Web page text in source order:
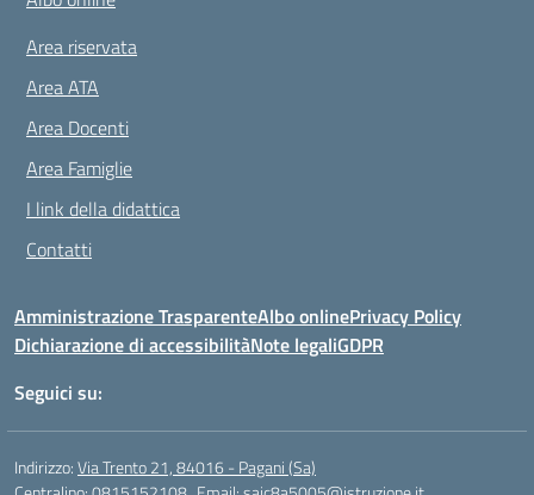
Area riservata
Area ATA
Area Docenti
Area Famiglie
I link della didattica
Contatti
Amministrazione TrasparenteAlbo onlinePrivacy Policy
Dichiarazione di accessibilitàNote legaliGDPR
Seguici su:
Indirizzo:Via Trento 21, 84016 - Pagani (Sa)